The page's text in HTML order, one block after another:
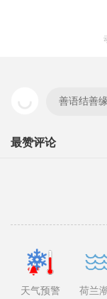
善语结善
最赞评论
天气预警 荷兰